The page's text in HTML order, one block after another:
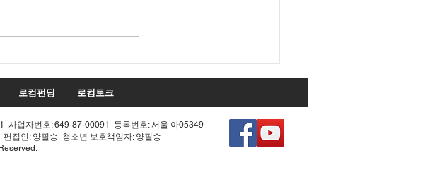
수치 조작 모의한 선관위!
로컴펀딩 로컴토크
사업자번호: 649-87-00091 등록번호: 서울 아05349
집인: 양필승 청소년 보호책임자: 양필승